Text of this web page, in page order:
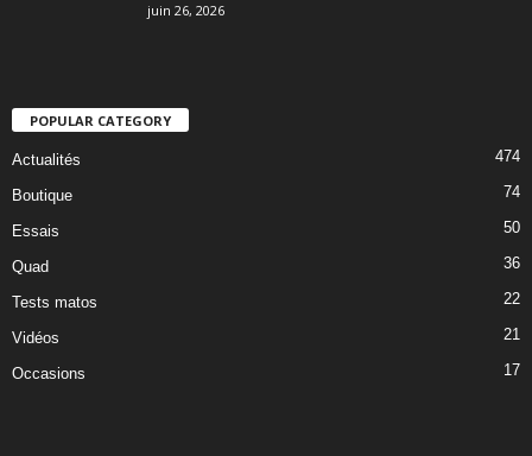
juin 26, 2026
POPULAR CATEGORY
Actualités 474
Boutique 74
Essais 50
Quad 36
Tests matos 22
Vidéos 21
Occasions 17